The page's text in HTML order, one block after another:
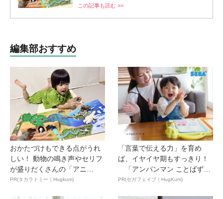
この記事も読む >>
編集部おすすめ
おかたづけもできる点がうれ
しい！ 動物の鳴き声やセリフ
が盛りだくさんの「アニ
ア ...
PR(タカラトミー｜Hugkum)
「言葉で伝える力」を育め
ば、イヤイヤ期もすっきり！
「アンパンマン ことばずか
ん...
PR(セガフェイブ｜HugKum)